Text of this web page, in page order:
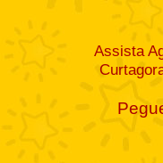
Assista